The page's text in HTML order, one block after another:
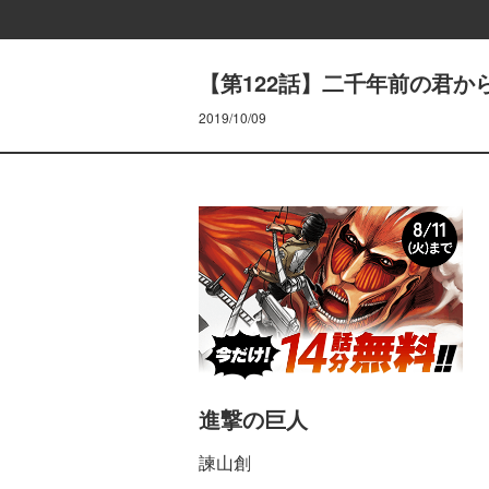
【第122話】二千年前の君か
2019/10/09
進撃の巨人
諫山創